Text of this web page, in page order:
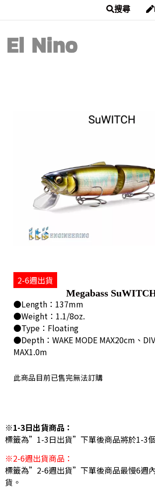
搜尋
2-6週出貨
Megabass
●Length：137mm
●Weight：1.1/8oz.
●Type：Floating
●Depth：WAKE MODE MAX20cm、
MAX1.0m
此商品目前已售完無法訂購
※1-3日出貨商品：
標籤為”1-3日出貨”下單後商品將於1-3
※2-6週出貨商品：
標籤為”2-6週出貨”下單後商品最慢6週
貨。